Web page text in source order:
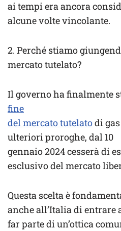
ai tempi era ancora
alcune volte vincolante.
2. Perché stiamo
mercato tutelato?
Il governo ha finalmente
fine
del mercato tutelatodi
ulteriori proroghe, dal 10
gennaio 2024 cesserà di
esclusivo del mercato
Questa scelta è
anche all’Italia di entrare
far parte di un’ottica